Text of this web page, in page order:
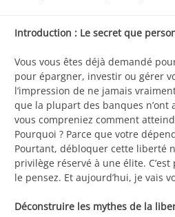
Introduction : Le secret que
Vous vous êtes déjà demandé
pour épargner, investir ou gérer
l’impression de ne jamais
que la plupart des banques n’ont
vous compreniez comment
Pourquoi ? Parce que votre
Pourtant, débloquer cette liberté
privilège réservé à une élite.
le pensez. Et aujourd’hui, je vais
Déconstruire les mythes de la